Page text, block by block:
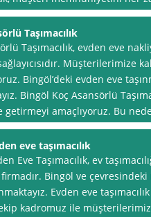
Taşımacılık
Taşımacılık, evden eve
Müşterilerimize
Bingöl’deki evden eve
Bingöl Koç Asansörlü
getirmeyi amaçlıyoruz. Bu
eve taşımacılık
Eve Taşımacılık, ev
Bingöl ve
Evden eve taşımacılık
kadromuz ile